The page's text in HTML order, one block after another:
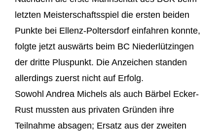
letzten Meisterschaftsspiel die ersten beiden
Punkte bei Ellenz-Poltersdorf einfahren konnte,
folgte jetzt auswärts beim BC Niederlützingen
der dritte Pluspunkt. Die Anzeichen standen
allerdings zuerst nicht auf Erfolg.
Sowohl Andrea Michels als auch Bärbel Ecker-
Rust mussten aus privaten Gründen ihre
Teilnahme absagen; Ersatz aus der zweiten